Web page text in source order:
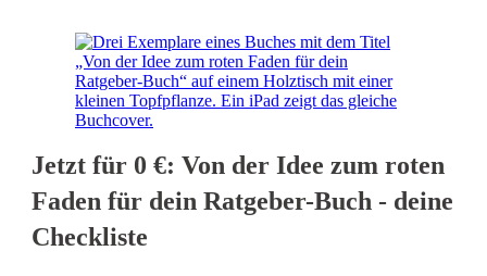
Jetzt für 0 €: Von der Idee zum roten
Faden für dein Ratgeber-Buch - deine
Checkliste